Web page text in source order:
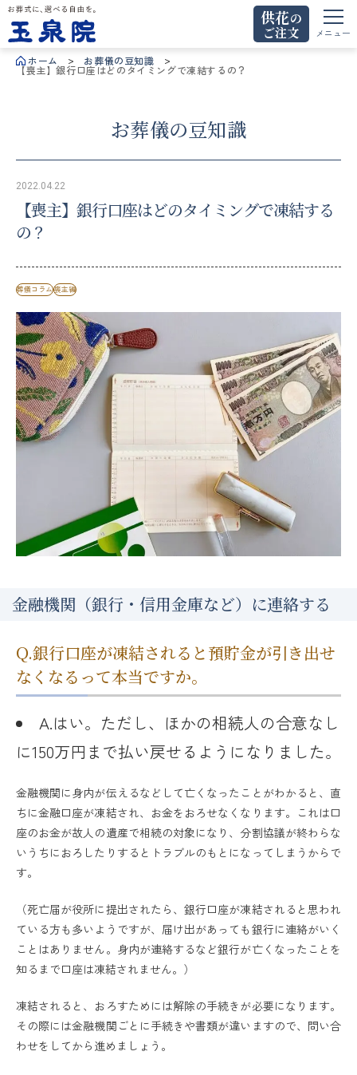
お葬式に、選べる自由を。玉泉院
供花の
ご注文
メニュー
ホーム お葬儀の豆知識
【喪主】銀行口座はどのタイミングで凍結するの？
お葬儀の豆知識
2022.04.22
【喪主】銀行口座はどのタイミングで凍結する
の？
葬儀コラム喪主編
金融機関（銀行・信用金庫など）に連絡する
Q.銀行口座が凍結されると預貯金が引き出せ
なくなるって本当ですか。
A.はい。ただし、ほかの相続人の合意なし
に150万円まで払い戻せるようになりました。
金融機関に身内が伝えるなどして亡くなったことがわかると、直
ちに金融口座が凍結され、お金をおろせなくなります。これは口
座のお金が故人の遺産で相続の対象になり、分割協議が終わらな
いうちにおろしたりするとトラブルのもとになってしまうからで
す。
（死亡届が役所に提出されたら、銀行口座が凍結されると思われ
ている方も多いようですが、届け出があっても銀行に連絡がいく
ことはありません。身内が連絡するなど銀行が亡くなったことを
知るまで口座は凍結されません。）
凍結されると、おろすためには解除の手続きが必要になります。
その際には金融機関ごとに手続きや書類が違いますので、問い合
わせをしてから進めましょう。